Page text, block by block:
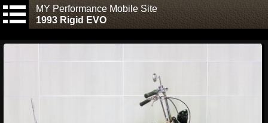
MY Performance Mobile Site
1993 Rigid EVO